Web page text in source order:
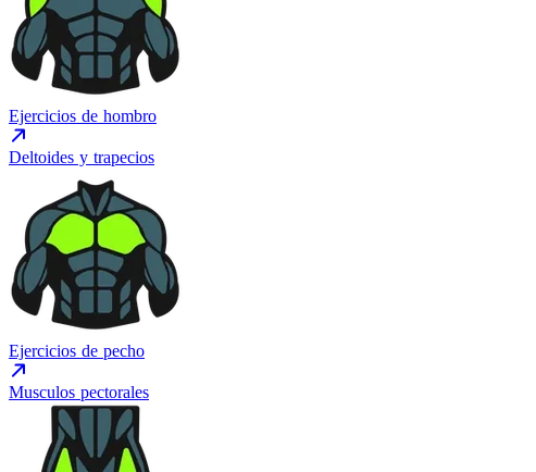
Ejercicios de hombro
Deltoides y trapecios
Ejercicios de pecho
Musculos pectorales